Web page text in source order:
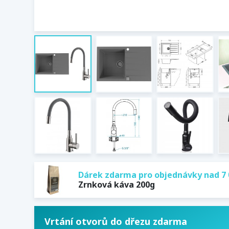
Dárek zdarma pro objednávky nad 7
Zrnková káva 200g
Vrtání otvorů do dřezu zdarma